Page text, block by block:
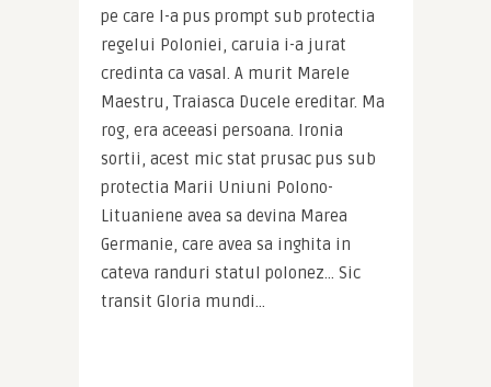
pe care l-a pus prompt sub protectia
regelui Poloniei, caruia i-a jurat
credinta ca vasal. A murit Marele
Maestru, Traiasca Ducele ereditar. Ma
rog, era aceeasi persoana. Ironia
sortii, acest mic stat prusac pus sub
protectia Marii Uniuni Polono-
Lituaniene avea sa devina Marea
Germanie, care avea sa inghita in
cateva randuri statul polonez… Sic
transit Gloria mundi…